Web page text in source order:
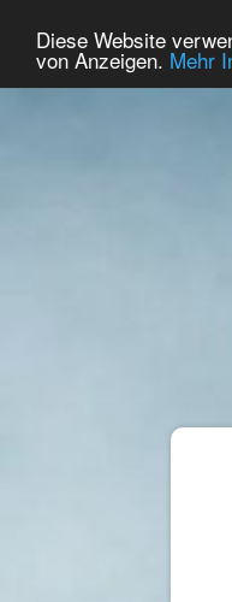
Diese Website
von Anzeigen. Mehr
Home